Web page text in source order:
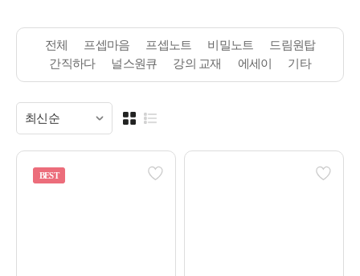
전체 프셉마음 프셉노트 비밀노트
드림원탑
간직하다
널스원큐 강의 교재 에세이 기타
BEST